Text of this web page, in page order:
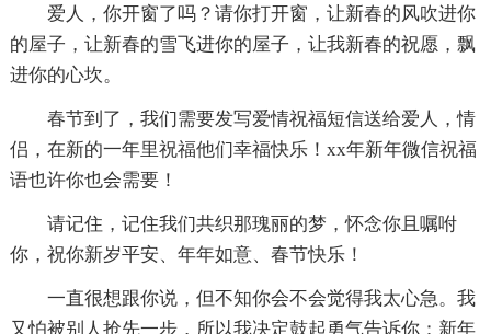
爱人，你开窗了吗？请你打开窗，让新春的风吹进你
的屋子，让新春的雪飞进你的屋子，让我新春的祝愿，飘
进你的心坎。
春节到了，我们需要发写爱情祝福短信送给爱人，情
侣，在新的一年里祝福他们幸福快乐！xx年新年微信祝福
语也许你也会需要！
请记住，记住我们共织那瑰丽的梦，怀念你且嘱咐
你，祝你新岁平安、年年如意、春节快乐！
一直很想跟你说，但不知你会不会觉得我太心急。我
又怕被别人抢先一步，所以我决定鼓起勇气告诉你：新年